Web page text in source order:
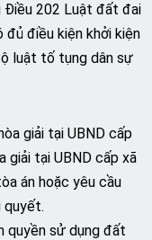
Điều 202 Luật đất đai
điều kiện khởi kiện
luật tố tụng dân sự
giải tại UBND cấp
giải tại UBND cấp xã
án hoặc yêu cầu
quyết.
quyền sử dụng đất